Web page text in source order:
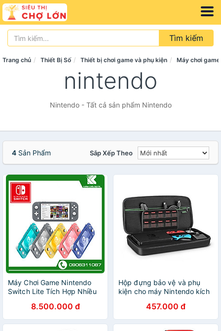
Tìm kiếm
Trang chủ Thiết Bị Số Thiết bị chơi game và phụ kiện Máy chơi
nintendo
Nintendo - Tất cả sản phẩm Nintendo
4 Sản Phẩm Sắp Xếp Theo
Máy Chơi Game Nintendo
Switch Lite Tích Hợp Nhiều
8.500.000 đ
Hộp đựng bảo vệ và phụ
kiện cho máy Nintendo kích
Đen ACC50276LP145 Hàng
chính hãng
457.000 đ